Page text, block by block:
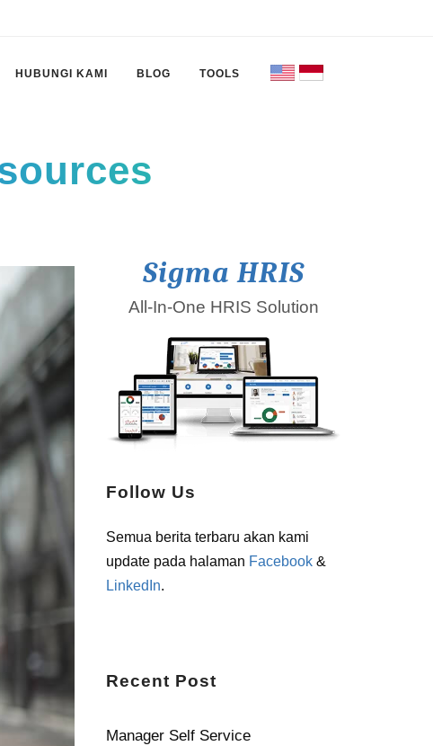
HUBUNGI KAMI BLOG TOOLS
Sigma HRIS
All-In-One HRIS Solution
Follow Us
Semua berita terbaru akan kami
update pada halaman Facebook&
LinkedIn.
Recent Post
Manager Self Service